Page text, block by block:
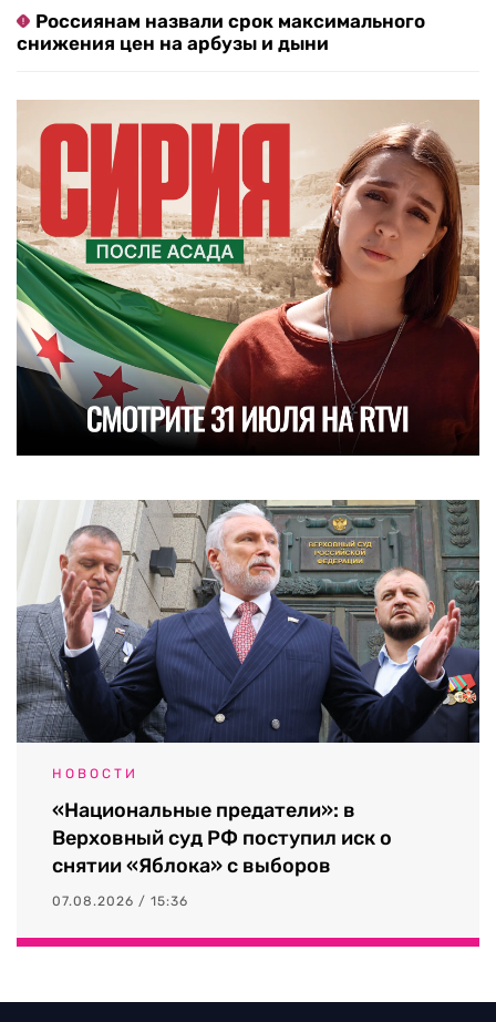
Россиянам назвали срок максимального
снижения цен на арбузы и дыни
НОВОСТИ
«Национальные предатели»: в
Верховный суд РФ поступил иск о
снятии «Яблока» с выборов
07.08.2026 / 15:36